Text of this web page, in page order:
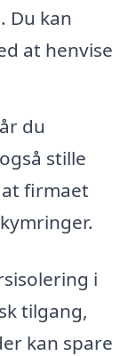
Du kan
at henvise
du
stille
firmaet
i
tilgang,
kan spare